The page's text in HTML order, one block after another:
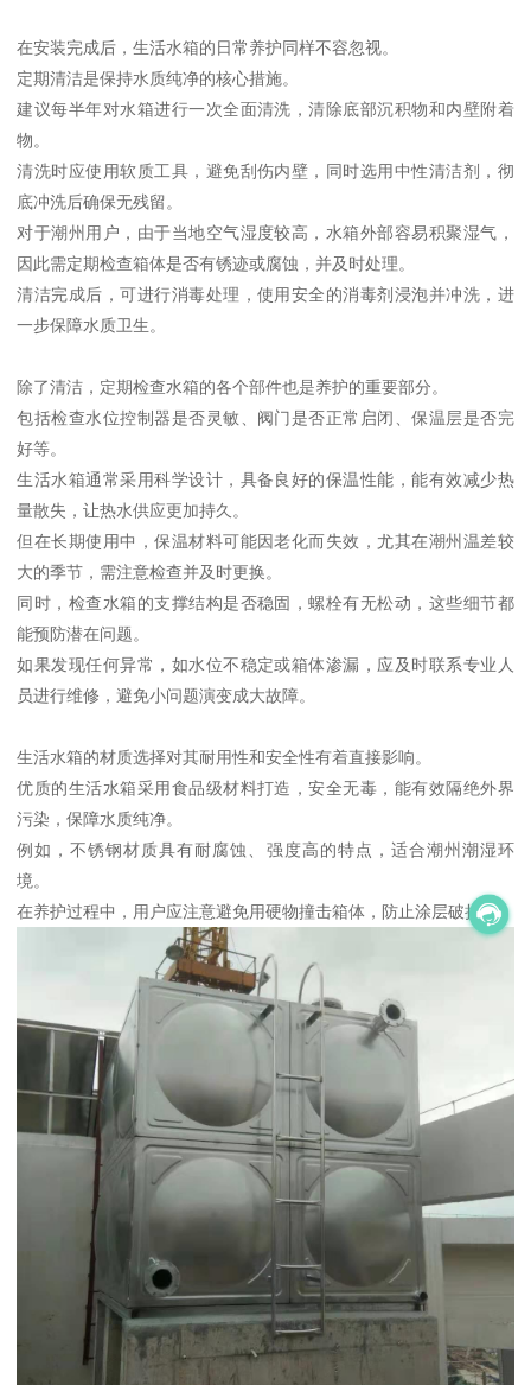
在安装完成后，生活水箱的日常养护同样不容忽视。
定期清洁是保持水质纯净的核心措施。
建议每半年对水箱进行一次全面清洗，清除底部沉积物和内壁附着
物。
清洗时应使用软质工具，避免刮伤内壁，同时选用中性清洁剂，彻
底冲洗后确保无残留。
对于潮州用户，由于当地空气湿度较高，水箱外部容易积聚湿气，
因此需定期检查箱体是否有锈迹或腐蚀，并及时处理。
清洁完成后，可进行消毒处理，使用安全的消毒剂浸泡并冲洗，进
一步保障水质卫生。
除了清洁，定期检查水箱的各个部件也是养护的重要部分。
包括检查水位控制器是否灵敏、阀门是否正常启闭、保温层是否完
好等。
生活水箱通常采用科学设计，具备良好的保温性能，能有效减少热
量散失，让热水供应更加持久。
但在长期使用中，保温材料可能因老化而失效，尤其在潮州温差较
大的季节，需注意检查并及时更换。
同时，检查水箱的支撑结构是否稳固，螺栓有无松动，这些细节都
能预防潜在问题。
如果发现任何异常，如水位不稳定或箱体渗漏，应及时联系专业人
员进行维修，避免小问题演变成大故障。
生活水箱的材质选择对其耐用性和安全性有着直接影响。
优质的生活水箱采用食品级材料打造，安全无毒，能有效隔绝外界
污染，保障水质纯净。
例如，不锈钢材质具有耐腐蚀、强度高的特点，适合潮州潮湿环
境。
在养护过程中，用户应注意避免用硬物撞击箱体，防止涂层破损。